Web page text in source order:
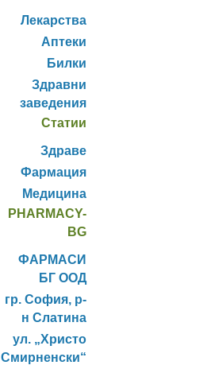
Лекарства
Аптеки
Билки
Здравни
заведения
Статии
Здраве
Фармация
Медицина
PHARMACY-
BG
ФАРМАСИ
БГ ООД
гр. София, р-
н Слатина
ул. „Христо
Смирненски“